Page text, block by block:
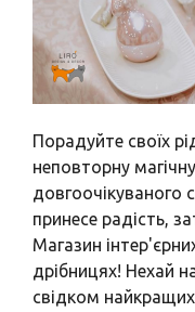
Порадуйте своїх
неповторну
довгоочікуваного
принесе радість,
Магазин
дрібницях! Нехай
свідком